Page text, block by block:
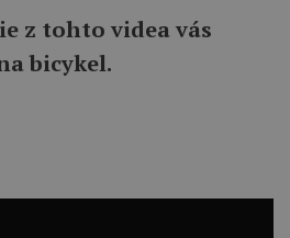
z tohto videa vás
bicykel.